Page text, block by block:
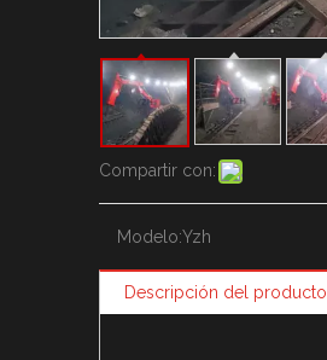
Compartir con:
Modelo:Yzh
Descripción del producto